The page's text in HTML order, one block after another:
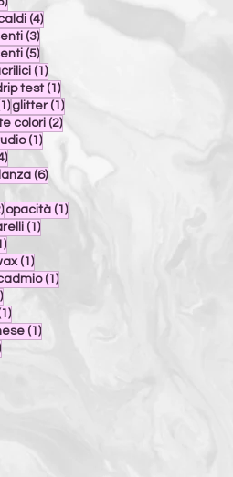
(4)4 post
(3)3 post
(5)5 post
(1)1 post
posttest (1)1 post
1 post
glitter (1)1 post
colori (2)2 post
(1)1 post
4 post
(6)6 post
2 post
opacità (1)1 post
(1)1 post
1 post
(1)1 post
(1)1 post
1 post
1 post
(1)1 post
1 post